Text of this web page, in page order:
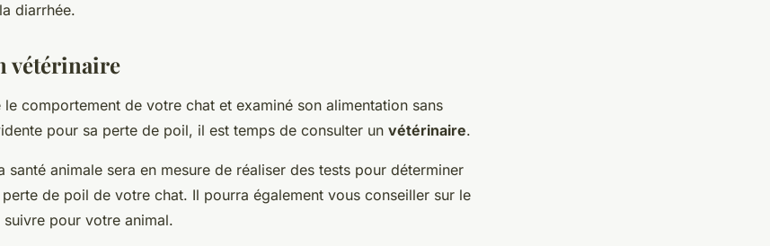
diarrhée.
vétérinaire
comportement de votre chat et examiné son alimentation sans
pour sa perte de poil, il est temps de consulter un vétérinaire.
santé animale sera en mesure de réaliser des tests pour déterminer
de poil de votre chat. Il pourra également vous conseiller sur le
suivre pour votre animal.